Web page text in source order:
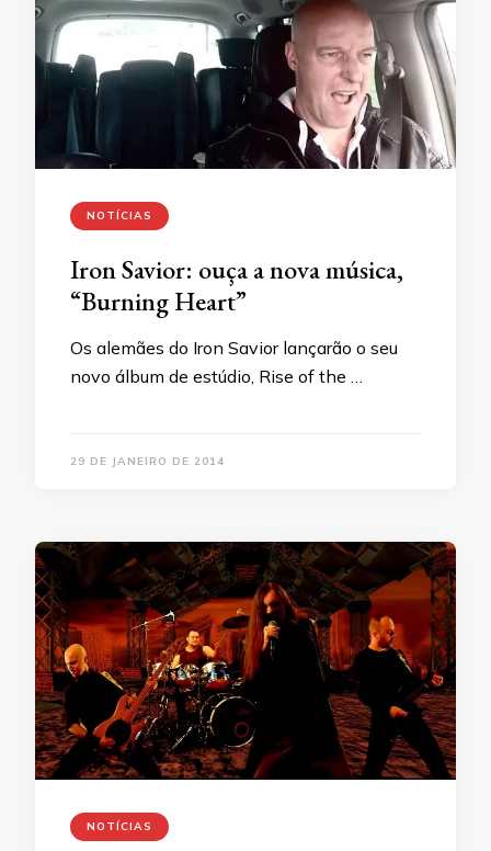
NOTÍCIAS
Iron Savior: ouça a nova música,
“Burning Heart”
Os alemães do Iron Savior lançarão o seu
novo álbum de estúdio, Rise of the …
29 DE JANEIRO DE 2014
NOTÍCIAS